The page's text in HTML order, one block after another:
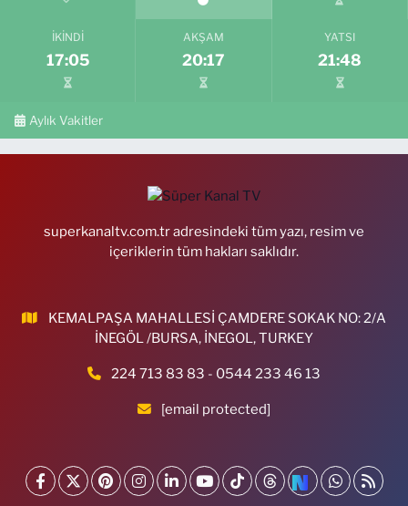
İKINDI
17:05
AKŞAM
20:17
YATSI
21:48
Aylık Vakitler
superkanaltv.com.tr adresindeki tüm yazı, resim ve
içeriklerin tüm hakları saklıdır.
KEMALPAŞA MAHALLESİ ÇAMDERE SOKAK NO: 2/A
İNEGÖL /BURSA, İNEGOL, TURKEY
224 713 83 83 - 0544 233 46 13
[email protected]